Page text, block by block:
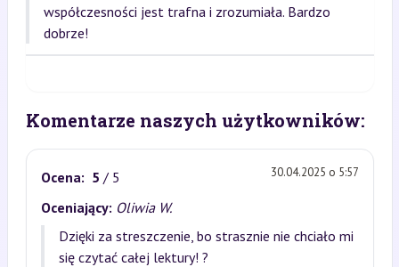
współczesności jest trafna i zrozumiała. Bardzo
dobrze!
Komentarze naszych użytkowników:
Ocena: 5 / 5 30.04.2025 o 5:57
Oceniający: Oliwia W.
Dzięki za streszczenie, bo strasznie nie chciało mi
się czytać całej lektury! ?